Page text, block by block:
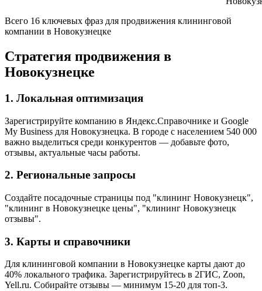
Всего 16 ключевых фраз для продвижения клининговой
компании в Новокузнецке
Стратегия продвижения в
Новокузнецке
1. Локальная оптимизация
Зарегистрируйте компанию в Яндекс.Справочнике и Google
My Business для Новокузнецка. В городе с населением 540 000
важно выделиться среди конкурентов — добавьте фото,
отзывы, актуальные часы работы.
2. Региональные запросы
Создайте посадочные страницы под "клининг Новокузнецк",
"клининг в Новокузнецке цены", "клининг Новокузнецк
отзывы".
3. Карты и справочники
Для клининговой компании в Новокузнецке карты дают до
40% локального трафика. Зарегистрируйтесь в 2ГИС, Zoon,
Yell.ru. Собирайте отзывы — минимум 15-20 для топ-3.